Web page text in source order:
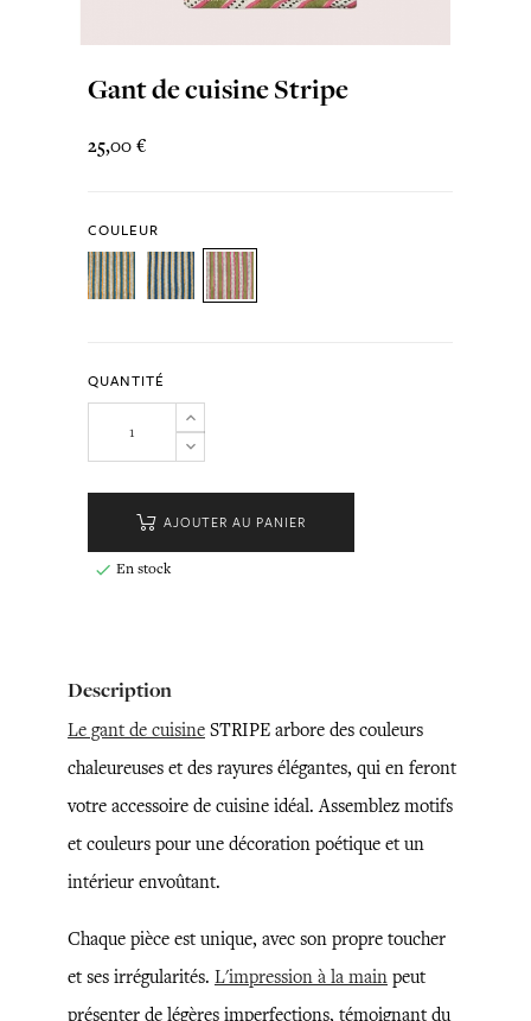
Gant de cuisine Stripe
25,00 €
COULEUR
QUANTITÉ
AJOUTER AU PANIER
 En stock
Description
Le gant de cuisine STRIPE arbore des couleurs
chaleureuses et des rayures élégantes, qui en feront
votre accessoire de cuisine idéal. Assemblez motifs
et couleurs pour une décoration poétique et un
intérieur envoûtant.
Chaque pièce est unique, avec son propre toucher
et ses irrégularités. L'impression à la main peut
présenter de légères imperfections, témoignant du